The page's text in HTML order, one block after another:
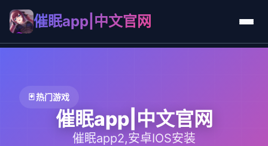
催眠app|中文官网
🃏 热门游戏
催眠app|中文官网
催眠app2,安卓IOS安装